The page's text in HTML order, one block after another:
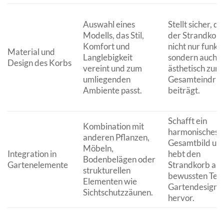
Material und
Design des Korbs
Auswahl eines
Modells, das Stil,
Komfort und
Langlebigkeit
vereint und zum
umliegenden
Ambiente passt.
Stellt sicher,
der Strandkorb
nicht nur
sondern auch
ästhetisch zum
beiträgt.
Integration in
Gartenelemente
Kombination mit
anderen Pflanzen,
Möbeln,
Bodenbelägen oder
strukturellen
Elementen wie
Sichtschutzzäunen.
Schafft ein
harmonisches
Gesamtbild
hebt den
Strandkorb als
bewussten Teil
Gartendesigns
hervor.